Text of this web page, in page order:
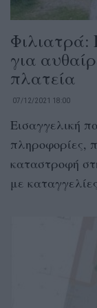
Φιλιατρά:
για
πλατεία
07/12/2021 18:00
Εισαγγελική
πληροφορίες,
καταστροφή
με